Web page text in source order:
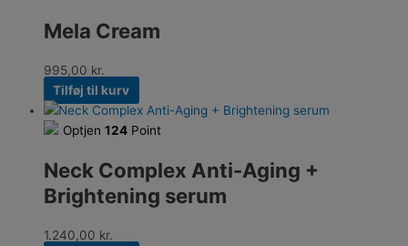
Mela Cream
995,00 kr.
Tilføj til kurv
Optjen 124 Point
Neck Complex Anti-Aging +
Brightening serum
1.240,00 kr.